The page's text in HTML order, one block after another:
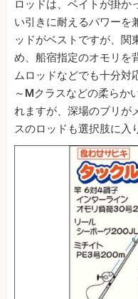
ロッドは、ベイトが掛か
い引きに耐えるパワーを
ッドがベストですが、関
め、船宿指定のオモリを
ムロッドなどでも十分対
～Mクラスなどの柔らか
れますが、深場のブリが
スのロッドも選択肢に入